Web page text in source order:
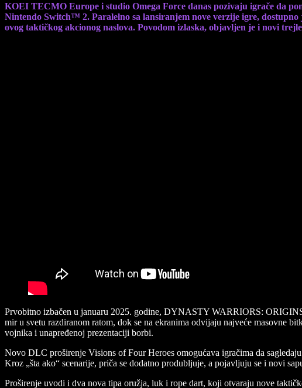
KOEI TECMO Europe i studio Omega Force danas pozivaju igrače da
Nintendo Switch™ 2. Paralelno sa lansiranjem nove verzije igre,
ovog taktičkog akcionog naslova. Povodom izlaska, objavljen je i novi
Prvobitno izbačen u januaru 2025. godine, DYNASTY WARRIORS:
mir u svetu razdiranom ratom, dok se na ekranima odvijaju najveće masovne
vojnika i unapređenoj prezentaciji borbi.
Novo DLC proširenje Visions of Four Heroes omogućava igračima da
Kroz „šta ako“ scenarije, priča se dodatno produbljuje, a pojavljuju se i novi
Proširenje uvodi i dva nova tipa oružja, luk i rope dart, koji otvaraju nove